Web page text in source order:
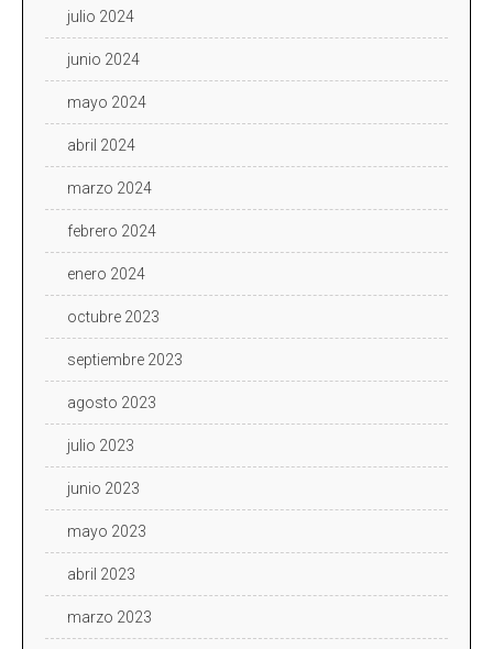
julio 2024
junio 2024
mayo 2024
abril 2024
marzo 2024
febrero 2024
enero 2024
octubre 2023
septiembre 2023
agosto 2023
julio 2023
junio 2023
mayo 2023
abril 2023
marzo 2023